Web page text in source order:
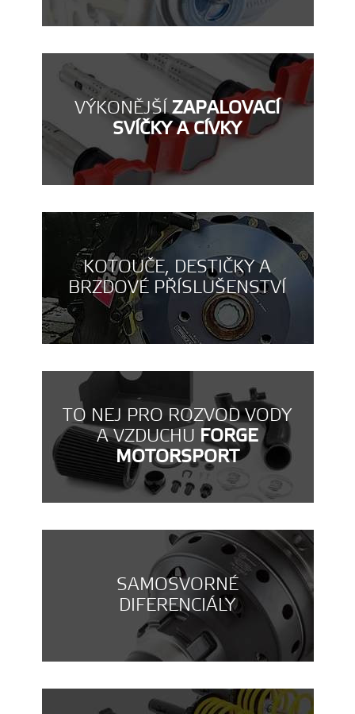
VÝKONĚJŠÍZAPALOVACÍ
SVÍČKY A CÍVKY
KOTOUČE, DESTIČKY A
BRZDOVÉ PŘÍSLUŠENSTVÍ
TO NEJ PRO ROZVOD VODY
A VZDUCHU FORGE
MOTORSPORT
SAMOSVORNÉ
DIFERENCIÁLY